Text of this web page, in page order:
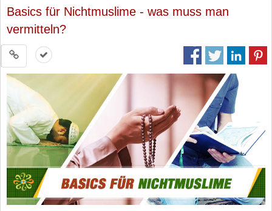
Basics für Nichtmuslime - was muss man
vermitteln?